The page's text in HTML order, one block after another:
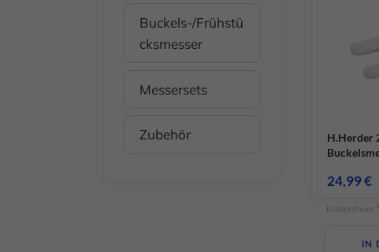
H.Herder
24,99€
Kostenfreier
IN
Buckels-/Frühstü
cksmesser
Messersets
Zubehör